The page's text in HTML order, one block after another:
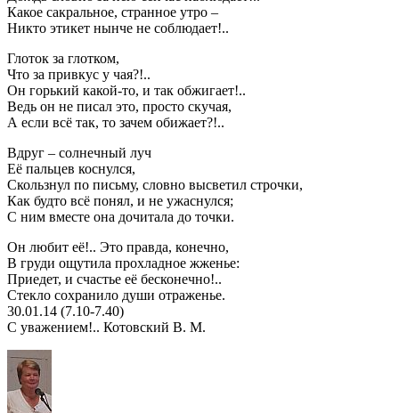
Какое сакральное, странное утро –
Никто этикет нынче не соблюдает!..
Глоток за глотком,
Что за привкус у чая?!..
Он горький какой-то, и так обжигает!..
Ведь он не писал это, просто скучая,
А если всё так, то зачем обижает?!..
Вдруг – солнечный луч
Её пальцев коснулся,
Скользнул по письму, словно высветил строчки,
Как будто всё понял, и не ужаснулся;
С ним вместе она дочитала до точки.
Он любит её!.. Это правда, конечно,
В груди ощутила прохладное жженье:
Приедет, и счастье её бесконечно!..
Стекло сохранило души отраженье.
30.01.14 (7.10-7.40)
С уважением!.. Котовский В. М.